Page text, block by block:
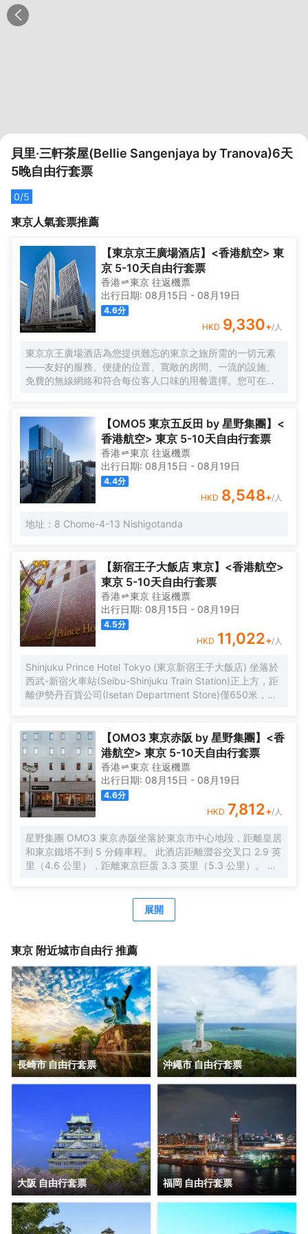
貝里·三軒茶屋(Bellie Sangenjaya by Tranova)6天
5晚自由行套票
0/5
東京人氣套票推薦
【東京京王廣場酒店】<香港航空> 東
京 5-10天自由行套票
香港 東京 往返機票
出行日期: 08月15日 - 08月19日
4.6分
HKD 9,330+/人
東京京王廣場酒店為您提供難忘的東京之旅所需的一切元素
——友好的服務、便捷的位置、寬敞的房間、一流的設施、
免費的無線網絡和符合每位客人口味的用餐選擇。您可在空
【OMO5 東京五反田 by 星野集團】<
香港航空> 東京 5-10天自由行套票
香港 東京 往返機票
出行日期: 08月15日 - 08月19日
4.4分
HKD 8,548+/人
地址：8 Chome-4-13 Nishigotanda
【新宿王子大飯店 東京】<香港航空>
東京 5-10天自由行套票
香港 東京 往返機票
出行日期: 08月15日 - 08月19日
4.5分
HKD 11,022+/人
Shinjuku Prince Hotel Tokyo (東京新宿王子大飯店) 坐落於
西武-新宿火車站(Seibu-Shinjuku Train Station)正上方，距
離伊勢丹百貨公司(Isetan Department Store)僅650米，距
地區。 酒店客房採用現代風格設計，為您提供舒適温馨的雅
居空間。所有客房均配有全套傢俱、先進設施和友好的客房
服務，能夠滿足您住宿期間的一切需求。為了給你帶來更多
便利，酒店還設有24小時前台，可提供安排按摩服務和行李
寄存等服務。值得一提的是，酒店25樓設有一間享有城市全
景的日本餐廳，供應創意日本料理並設有酒吧，定能給您帶
來來自視覺和味蕾的雙重感官享受。 憑着優越的位置、完善
的設施以及無微不至的專業化服務，東京新宿王子大飯店為
每一位下榻於此的賓客帶來非一般的高品質體驗。入住於
此，您的旅途也將多一份温暖、多一份感動。
【OMO3 東京赤阪 by 星野集團】<香
港航空> 東京 5-10天自由行套票
香港 東京 往返機票
出行日期: 08月15日 - 08月19日
4.6分
HKD 7,812+/人
星野集團 OMO3 東京赤阪坐落於東京市中心地段，距離皇居
和東京鐵塔不到 5 分鐘車程。 此酒店距離澀谷交叉口 2.9 英
里（4.6 公里），距離東京巨蛋 3.3 英里（5.3 公里）。 每
提供冰箱和液晶電視；您定能在旅途中找到家的舒適。配備
淋浴/盆浴組合的私人浴室提供浸泡浴缸和坐浴桶。便利設施
展開
東京 附近城市自由行 推薦
長崎市 自由行套票 沖繩市 自由行套票
大阪 自由行套票 福岡 自由行套票